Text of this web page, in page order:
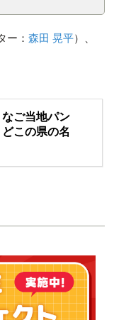
ー： 森田 晃平）、
ご当地パン
どこの県の名